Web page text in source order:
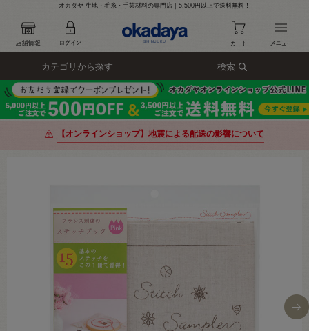
オカダヤ 生地・毛糸・手芸材料の専門店｜5,500円以上で送料無料！
カテゴリから探す 検索
【オンラインショップ】地震による配送の影響について